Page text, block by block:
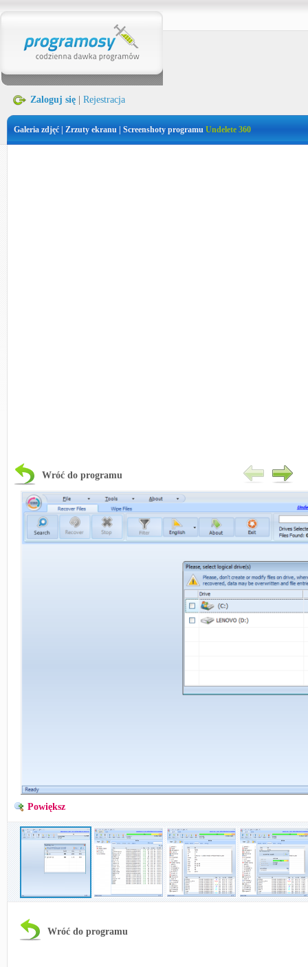
Zaloguj się Rejestracja
Galeria zdjęć | Zrzuty ekranu | Screenshoty programu Undelete 360
Wróć do programu
Powiększ
Wróć do programu